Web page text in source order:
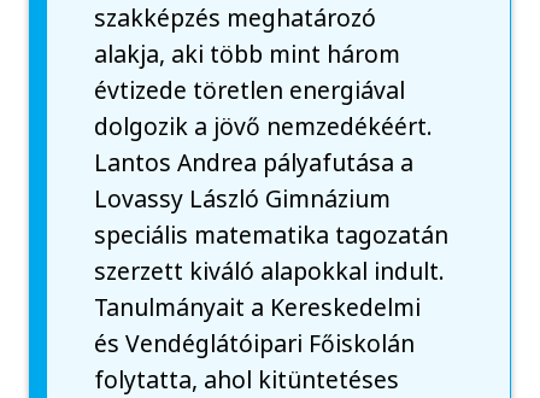
szakképzés meghatározó
alakja, aki több mint három
évtizede töretlen energiával
dolgozik a jövő nemzedékéért.
Lantos Andrea pályafutása a
Lovassy László Gimnázium
speciális matematika tagozatán
szerzett kiváló alapokkal indult.
Tanulmányait a Kereskedelmi
és Vendéglátóipari Főiskolán
folytatta, ahol kitüntetéses